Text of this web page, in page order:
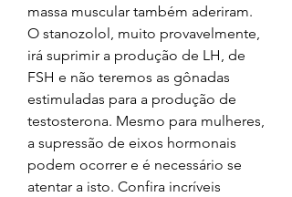
massa muscular também aderiram.
O stanozolol, muito provavelmente,
irá suprimir a produção de LH, de
FSH e não teremos as gônadas
estimuladas para a produção de
testosterona. Mesmo para mulheres,
a supressão de eixos hormonais
podem ocorrer e é necessário se
atentar a isto. Confira incríveis